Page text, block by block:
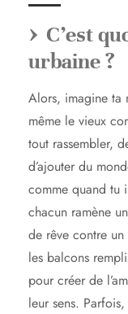
C’est
urbaine ?
Alors, imagine ta
même le vieux
tout rassembler,
d’ajouter du
comme quand tu
chacun ramène
de rêve contre
les balcons
pour créer de
leur sens.